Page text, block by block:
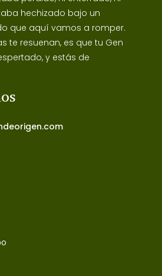
hechizado bajo un
que aquí vamos a romper.
te resuenan, es que tu Gen
y estás de